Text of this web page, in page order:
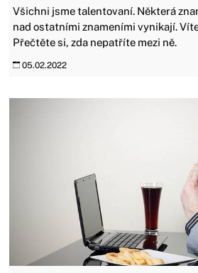
Všichni jsme talentovaní. Některá
nad ostatními znameními vynikají.
Přečtěte si, zda nepatříte mezi ně.
05.02.2022